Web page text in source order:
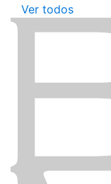
Ver todos